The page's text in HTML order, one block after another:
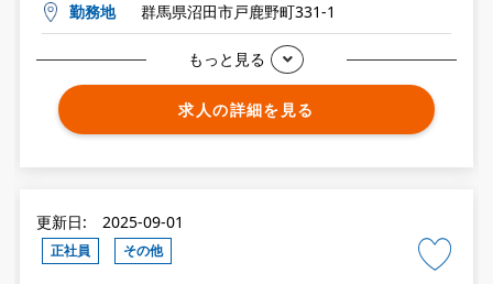
勤務地 群馬県沼田市戸鹿野町331-1
もっと見る
求人の詳細を見る
更新日: 2025-09-01
正社員 その他